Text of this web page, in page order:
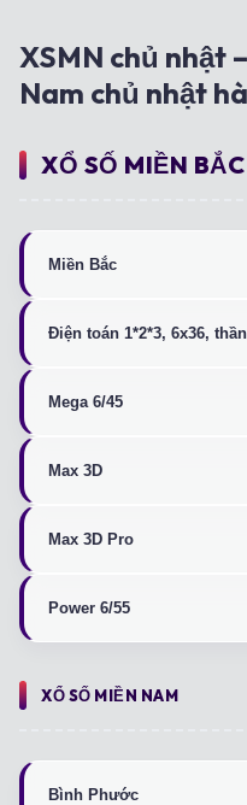
XSMN chủ nhật
Nam chủ nhật
XỔ SỐ MIỀN BẮC
Miền Bắc
Điện toán 1*2*3, 6x36,
Mega 6/45
Max 3D
Max 3D Pro
Power 6/55
XỔ SỐ MIỀN NAM
Bình Phước